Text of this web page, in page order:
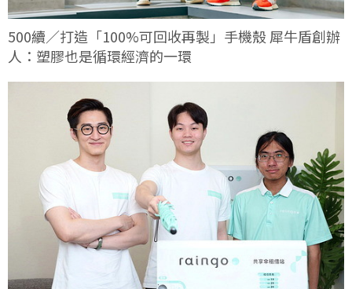
500續／打造「100%可回收再製」手機殼 犀牛盾創辦
人：塑膠也是循環經濟的一環